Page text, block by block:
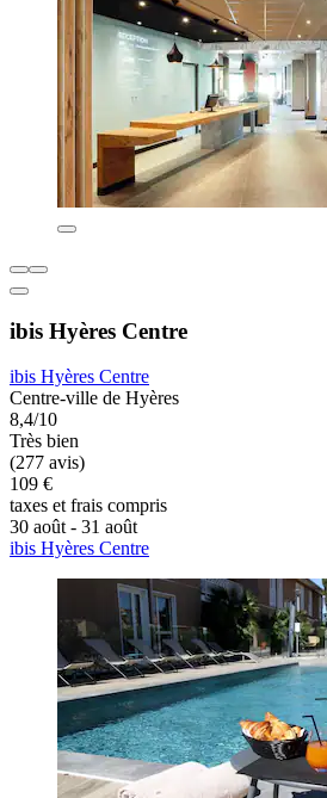
ibis Hyères Centre
ibis Hyères Centre
Centre-ville de Hyères
8,4/10
Très bien
(277 avis)
109 €
taxes et frais compris
30 août - 31 août
ibis Hyères Centre